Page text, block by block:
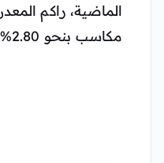
الماضية، راكم
مكاسب بنحو 2.80%.